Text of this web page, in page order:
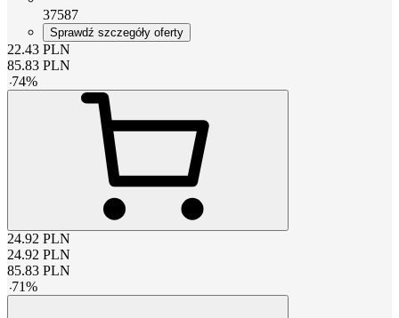
37587
Sprawdź szczegóły oferty
22.43 PLN
85.83 PLN
-74%
24.92 PLN
24.92 PLN
85.83 PLN
-71%